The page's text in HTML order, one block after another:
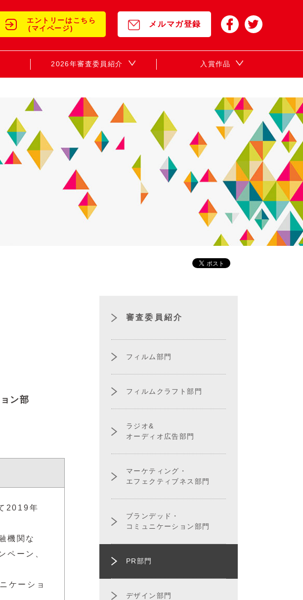
エントリーはこちら
(マイページ)
メルマガ登録
2026年審査委員紹介 入賞作品
ン部
2019年
機関な
ペーン、
ケーショ
審査委員紹介
フィルム部門
フィルムクラフト部門
ラジオ&
オーディオ広告部門
マーケティング・
エフェクティブネス部門
ブランデッド・
コミュニケーション部門
PR部門
デザイン部門